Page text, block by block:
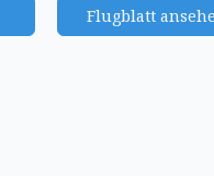
Flugblatt